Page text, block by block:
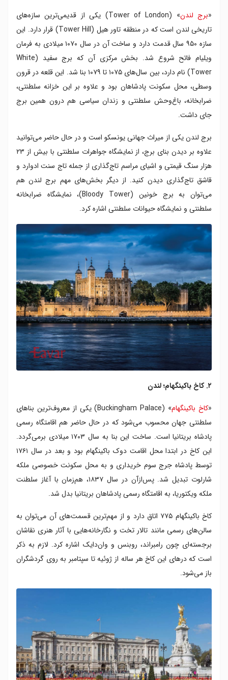
۲۹. یورک مینستر؛ یورک
۳۰. کلیسای جامع کانتربری؛ کانتربری
۳۳. قلعه لیدز؛ میدستون
۳۴. قلعه بولتون؛ یورکشایر شمالی
۳۵. قلعه اشفورد؛ کنت
۳۶. قلعه تینتاجل؛ کورنوال
۳۷. قلعه دورهام؛ دورهام
۳۹. صومعه ویتبی؛ ویتبی
۴۰. دریاچه ویندرمر؛ ویندرمر
۴۱. پارک ملی لیک دیستریکت؛ لیک دیستریکت
۴۲. پارک ملی نیو فارست؛ همپشایر
۴۳. پارک ملی نورث یورک مورز؛ یورکشایر شمالی
۴۴. پارک ملی برودز؛ نورفک و سافک
۴۷. پارک ملی یورکشایر دیلز؛ یورکشایر دیلز
۴۸. صخره های سفید دوور؛ دوور
۴۹. پروژه عدن؛ کورنوال
۵۰. اسکله پالاس برایتون؛ برایتون
«برج لندن
» (Tower of London) یکی از قدیمی‌ترین سازه‌های
تاریخی لندن است که در منطقه تاور هیل (Tower Hill) قرار دارد. این
سازه ۹۵۰ سال قدمت دارد و ساخت آن در سال ۱۰۷۰ میلادی به فرمان
ویلیام فاتح شروع شد. بخش مرکزی آن که برج سفید (White
Tower) نام دارد، بین سال‌های ۱۰۷۵ تا ۱۰۷۹ بنا شد. این قلعه در قرون
وسطی، محل سکونت پادشاهان بود و علاوه بر این خزانه سلطنتی،
ضرابخانه، باغ‌وحش سلطنتی و زندان سیاسی هم درون همین برج
جای داشت.
برج لندن یکی از میراث‌ جهانی یونسکو است و در حال حاضر می‌توانید
علاوه بر دیدن بنای برج، از نمایشگاه جواهرات سلطنتی با بیش از ۲۳
هزار سنگ قیمتی و اشیای مراسم تاج‌گذاری از جمله تاج سنت ادوارد و
قاشق تاج‌گذاری دیدن کنید. از دیگر بخش‌های مهم برج لندن هم
می‌توان به برج خونین (Bloody Tower)، نمایشگاه ضرابخانه
سلطنتی و نمایشگاه حیوانات سلطنتی اشاره کرد.
۲. کاخ باکینگهام؛ لندن
«کاخ باکینگهام
» (Buckingham Palace) یکی از معروف‌ترین بناهای
سلطنتی جهان محسوب می‌شود که در حال حاضر هم اقامتگاه رسمی
پادشاه بریتانیا است. ساخت این بنا به سال ۱۷۰۳ میلادی برمی‌گردد.
این کاخ در ابتدا محل اقامت دوک باکینگهام بود و بعد در سال ۱۷۶۱
توسط پادشاه جرج سوم خریداری و به محل سکونت خصوصی ملکه
شارلوت تبدیل شد. پس‌ازآن در سال ۱۸۳۷، هم‌زمان با آغاز سلطنت
ملکه ویکتوریا، به اقامتگاه رسمی پادشاهان بریتانیا بدل شد.
کاخ باکینگهام ۷۷۵ اتاق دارد و از مهم‌ترین قسمت‌های آن می‌توان به
سالن‌های رسمی مانند تالار تخت و نگارخانه‌هایی با آثار هنری نقاشان
برجسته‌ای چون رامبراند، روبنس و وان‌دایک اشاره کرد. لازم به ذکر
است که درهای این کاخ هر ساله از ژوئیه تا سپتامبر به روی گردشگران
باز می‌شود.